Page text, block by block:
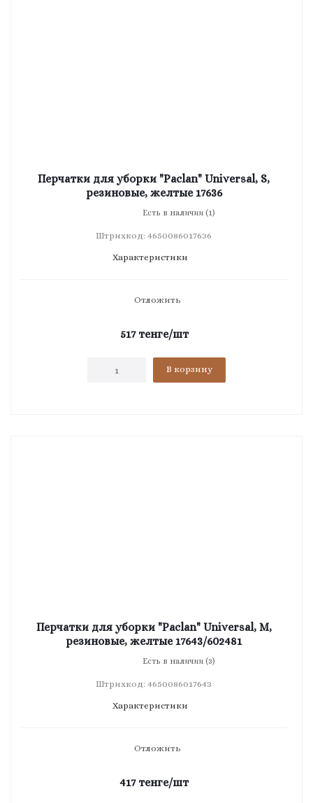
Перчатки для уборки "Paclan" Universal, S,
резиновые, желтые 17636
Есть в наличии (1)
Штрихкод: 4650086017636
Характеристики
Отложить
517тенге/шт
В корзину
Перчатки для уборки "Paclan" Universal, M,
резиновые, желтые 17643/602481
Есть в наличии (3)
Штрихкод: 4650086017643
Характеристики
Отложить
417тенге/шт